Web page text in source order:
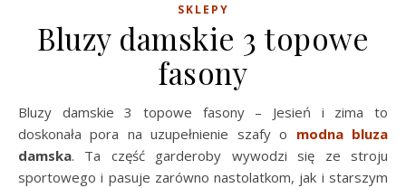
SKLEPY
Bluzy damskie 3 topowe
fasony
Bluzy damskie 3 topowe fasony – Jesień i zima to
doskonała pora na uzupełnienie szafy o modna bluza
damska. Ta część garderoby wywodzi się ze stroju
sportowego i pasuje zarówno nastolatkom, jak i starszym